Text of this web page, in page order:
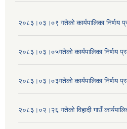
२०८३।०३।०९ गतेको कार्यपालिका निर्णय
२०८३।०३।०५गतेको कार्यपालिका निर्णय
२०८३।०३।०३गतेको कार्यपालिका निर्णय
२०८३।०२।२६ गतेको विहादी गाउँ